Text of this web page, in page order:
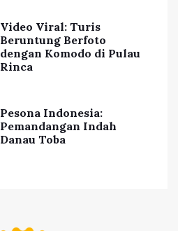
Video Viral: Turis
Beruntung Berfoto
dengan Komodo di Pulau
Rinca
Pesona Indonesia:
Pemandangan Indah
Danau Toba